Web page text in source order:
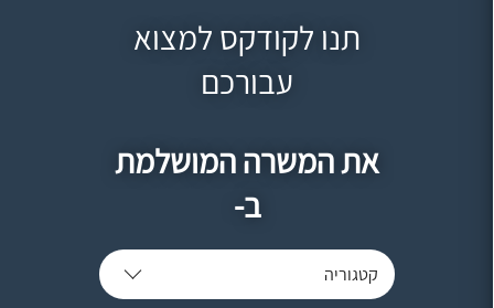
תנו לקודקס למצוא
עבורכם
את המשרה המושלמת
ב-
קטגוריה